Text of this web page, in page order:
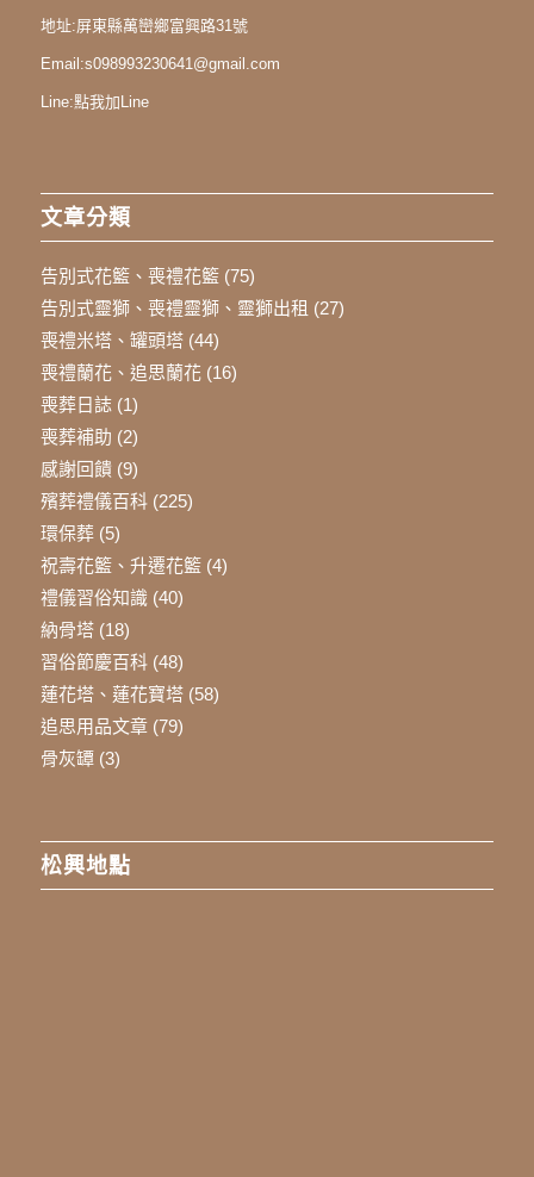
地址:屏東縣萬巒鄉富興路31號
Email:s098993230641@gmail.com
Line:點我加Line
文章分類
告別式花籃、喪禮花籃(75)
告別式靈獅、喪禮靈獅、靈獅出租 (27)
喪禮米塔、罐頭塔(44)
喪禮蘭花、追思蘭花(16)
喪葬日誌(1)
喪葬補助 (2)
感謝回饋(9)
殯葬禮儀百科(225)
環保葬(5)
祝壽花籃、升遷花籃(4)
禮儀習俗知識(40)
納骨塔(18)
習俗節慶百科(48)
蓮花塔、蓮花寶塔(58)
追思用品文章(79)
骨灰罈(3)
松興地點